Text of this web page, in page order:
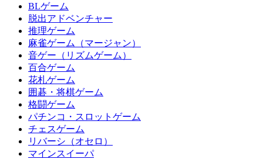
BLゲーム
脱出アドベンチャー
推理ゲーム
麻雀ゲーム（マージャン）
音ゲー（リズムゲーム）
百合ゲーム
花札ゲーム
囲碁・将棋ゲーム
格闘ゲーム
パチンコ・スロットゲーム
チェスゲーム
リバーシ（オセロ）
マインスイーパ